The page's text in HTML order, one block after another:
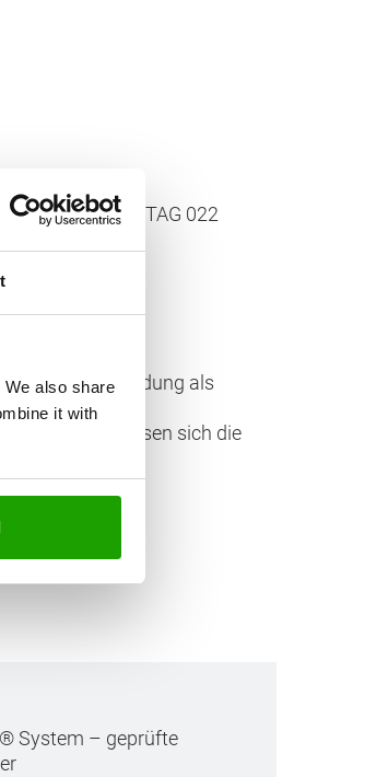
also share
it with
und nach ETAG 022
zur Verwendung als
lassen sich die
System – geprüfte